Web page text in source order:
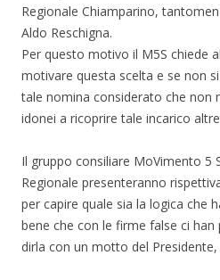
Regionale Chiamparino,
Aldo Reschigna.
Per questo motivo il M5S chiede
motivare questa scelta e se non
tale nomina considerato che non
idonei a ricoprire tale incarico
Il gruppo consiliare MoVimento 5
Regionale presenteranno
per capire quale sia la logica che
bene che con le firme false ci
dirla con un motto del Presidente,